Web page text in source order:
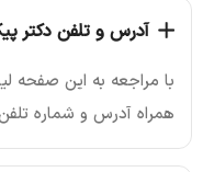
آدرس و تلفن دکتر
با مراجعه به این صفحه
همراه آدرس و شماره